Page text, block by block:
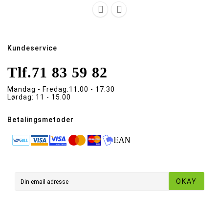
 
Kundeservice
Tlf.71 83 59 82
Mandag - Fredag:11.00 - 17.30
Lørdag: 11 - 15.00
Betalingsmetoder
OKAY